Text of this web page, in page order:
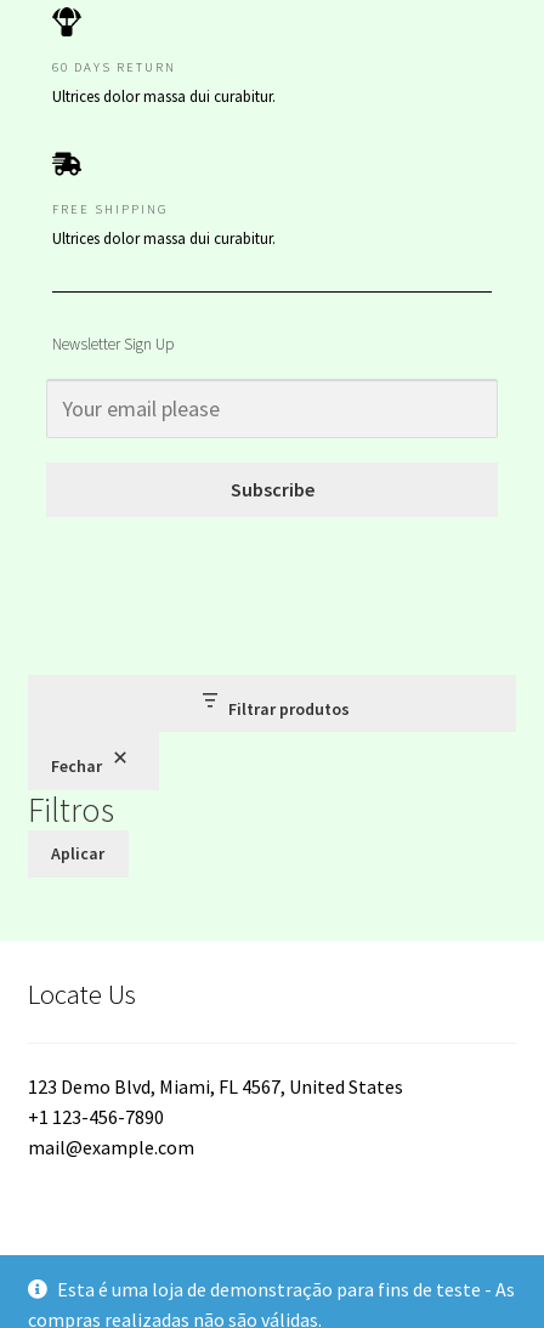
Esta é uma loja de demonstração para fins de teste - As
compras realizadas não são válidas.
60 DAYS RETURN
Ultrices dolor massa dui curabitur.
FREE SHIPPING
Ultrices dolor massa dui curabitur.
Newsletter Sign Up
Subscribe
Filtrar produtos
Fechar
Filtros
Aplicar
Locate Us
123 Demo Blvd, Miami, FL 4567, United States
+1 123-456-7890
mail@example.com
© V.MARIA 2026